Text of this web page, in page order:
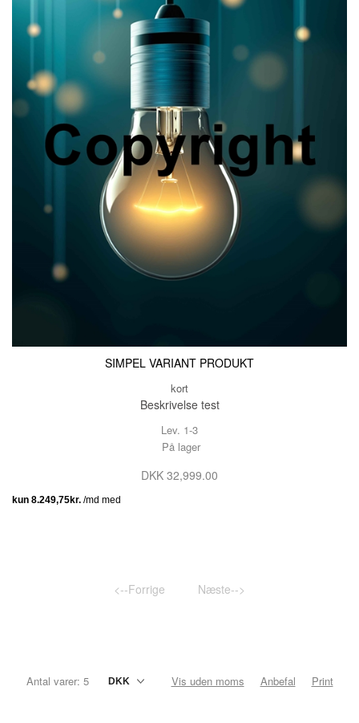
SIMPEL VARIANT PRODUKT
kort
Beskrivelse test
Lev. 1-3
På lager
DKK 32,999.00
<--Forrige Næste-->
Antal varer: 5 Vis uden moms Anbefal Print